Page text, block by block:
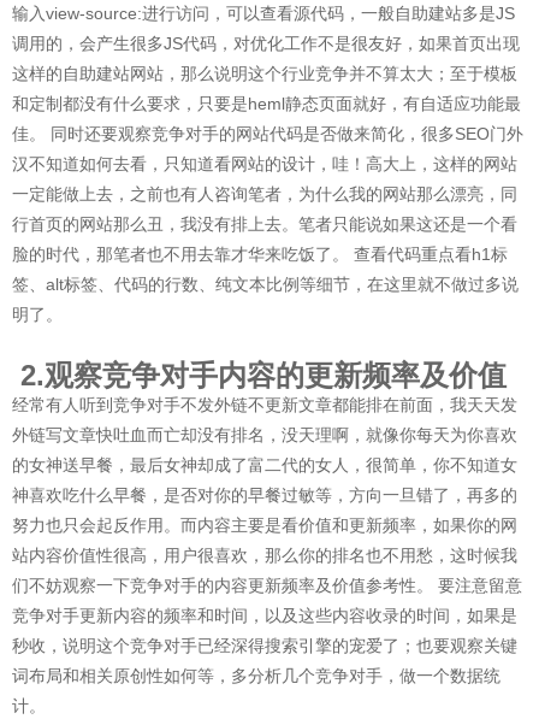
输入view-source:进行访问，可以查看源代码，一般自助建站多是JS
调用的，会产生很多JS代码，对优化工作不是很友好，如果首页出现
这样的自助建站网站，那么说明这个行业竞争并不算太大；至于模板
和定制都没有什么要求，只要是heml静态页面就好，有自适应功能最
佳。 同时还要观察竞争对手的网站代码是否做来简化，很多SEO门外
汉不知道如何去看，只知道看网站的设计，哇！高大上，这样的网站
一定能做上去，之前也有人咨询笔者，为什么我的网站那么漂亮，同
行首页的网站那么丑，我没有排上去。笔者只能说如果这还是一个看
脸的时代，那笔者也不用去靠才华来吃饭了。 查看代码重点看h1标
签、alt标签、代码的行数、纯文本比例等细节，在这里就不做过多说
明了。
2.观察竞争对手内容的更新频率及价值
经常有人听到竞争对手不发外链不更新文章都能排在前面，我天天发
外链写文章快吐血而亡却没有排名，没天理啊，就像你每天为你喜欢
的女神送早餐，最后女神却成了富二代的女人，很简单，你不知道女
神喜欢吃什么早餐，是否对你的早餐过敏等，方向一旦错了，再多的
努力也只会起反作用。而内容主要是看价值和更新频率，如果你的网
站内容价值性很高，用户很喜欢，那么你的排名也不用愁，这时候我
们不妨观察一下竞争对手的内容更新频率及价值参考性。 要注意留意
竞争对手更新内容的频率和时间，以及这些内容收录的时间，如果是
秒收，说明这个竞争对手已经深得搜索引擎的宠爱了；也要观察关键
词布局和相关原创性如何等，多分析几个竞争对手，做一个数据统
计。